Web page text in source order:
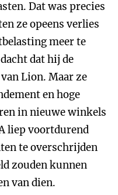
Dat was precies
ze opeens verlies
meer te
dat hij de
Lion. Maar ze
en hoge
in nieuwe winkels
liep voortdurend
te overschrijden
zouden kunnen
van dien.